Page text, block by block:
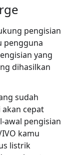
pengisian
pengguna
yang
dihasilkan
sudah
cepat
awal pengisian
kamu
listrik